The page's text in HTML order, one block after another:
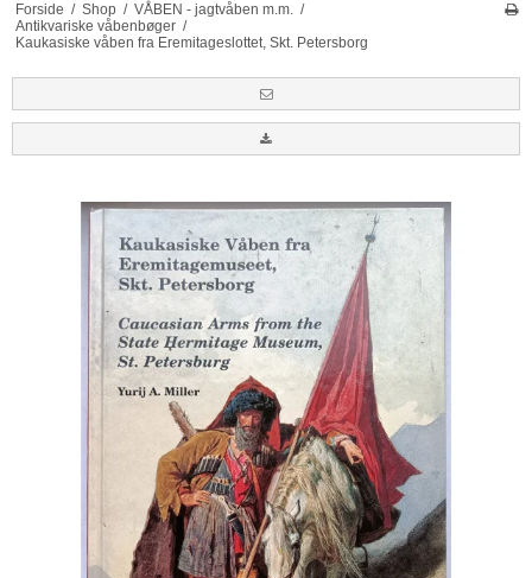
Forside / Shop / VÅBEN - jagtvåben m.m. /
Antikvariske våbenbøger /
Kaukasiske våben fra Eremitageslottet, Skt. Petersborg